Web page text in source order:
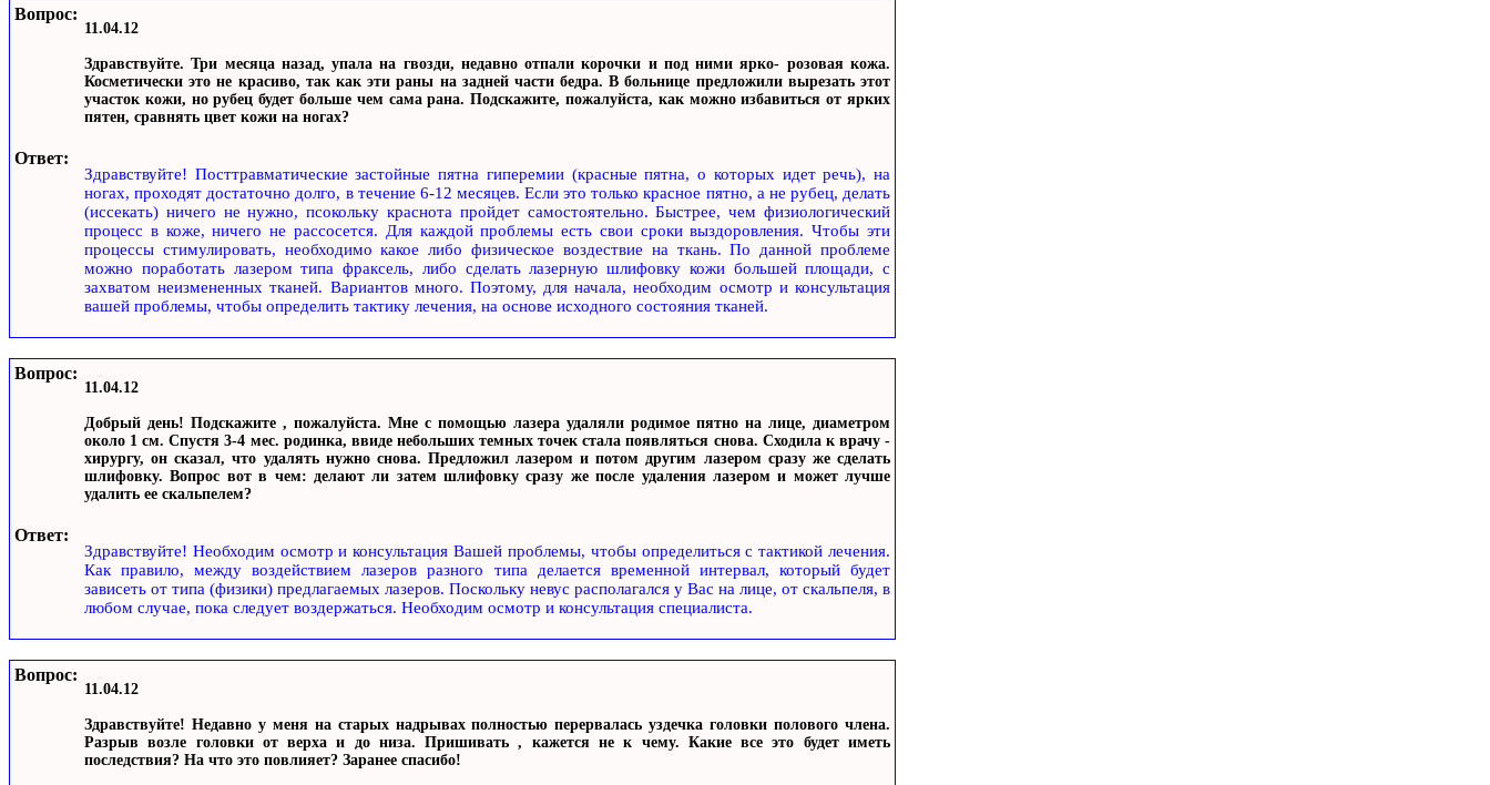
Вопрос:
11.04.12
Здравствуйте. Три месяца назад, упала на гвозди, недавно отпали корочки и под ними ярко- розовая кожа.
Косметически это не красиво, так как эти раны на задней части бедра. В больнице предложили вырезать этот
участок кожи, но рубец будет больше чем сама рана. Подскажите, пожалуйста, как можно избавиться от ярких
пятен, сравнять цвет кожи на ногах?
Ответ:
Здравствуйте! Посттравматические застойные пятна гиперемии (красные пятна, о которых идет речь), на
ногах, проходят достаточно долго, в течение 6-12 месяцев. Если это только красное пятно, а не рубец, делать
(иссекать) ничего не нужно, псокольку краснота пройдет самостоятельно. Быстрее, чем физиологический
процесс в коже, ничего не рассосется. Для каждой проблемы есть свои сроки выздоровления. Чтобы эти
процессы стимулировать, необходимо какое либо физическое воздествие на ткань. По данной проблеме
можно поработать лазером типа фраксель, либо сделать лазерную шлифовку кожи большей площади, с
захватом неизмененных тканей. Вариантов много. Поэтому, для начала, необходим осмотр и консультация
вашей проблемы, чтобы определить тактику лечения, на основе исходного состояния тканей.
Вопрос:
11.04.12
Добрый день! Подскажите , пожалуйста. Мне с помощью лазера удаляли родимое пятно на лице, диаметром
около 1 см. Спустя 3-4 мес. родинка, ввиде небольших темных точек стала появляться снова. Сходила к врачу -
хирургу, он сказал, что удалять нужно снова. Предложил лазером и потом другим лазером сразу же сделать
шлифовку. Вопрос вот в чем: делают ли затем шлифовку сразу же после удаления лазером и может лучше
удалить ее скальпелем?
Ответ:
Здравствуйте! Необходим осмотр и консультация Вашей проблемы, чтобы определиться с тактикой лечения.
Как правило, между воздействием лазеров разного типа делается временной интервал, который будет
зависеть от типа (физики) предлагаемых лазеров. Поскольку невус располагался у Вас на лице, от скальпеля, в
любом случае, пока следует воздержаться. Необходим осмотр и консультация специалиста.
Вопрос:
11.04.12
Здравствуйте! Недавно у меня на старых надрывах полностью перервалась уздечка головки полового члена.
Разрыв возле головки от верха и до низа. Пришивать , кажется не к чему. Какие все это будет иметь
последствия? На что это повлияет? Заранее спасибо!